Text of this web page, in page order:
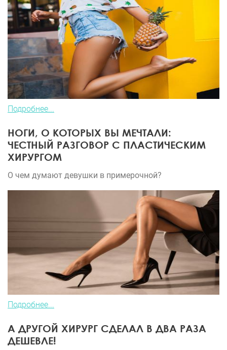
Подробнее...
НОГИ, О КОТОРЫХ ВЫ МЕЧТАЛИ:
ЧЕСТНЫЙ РАЗГОВОР С ПЛАСТИЧЕСКИМ
ХИРУРГОМ
О чем думают девушки в примерочной?
Подробнее...
А ДРУГОЙ ХИРУРГ СДЕЛАЛ В ДВА РАЗА
ДЕШЕВЛЕ!